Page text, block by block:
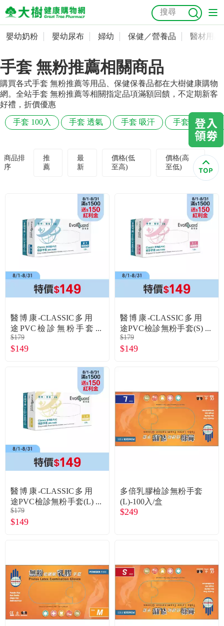
嬰幼奶粉
嬰幼尿布
婦幼
保健／營養品
食品／健康食補
名人嚴選
優惠活動
關於我們
購物流程
會員專區
常見問題
抗菌 尿布 大樹獨家 益生菌 魚油 幼兒米餅
奶瓶奶嘴
會員資料及密碼修改
常用收件人清單
訂單查詢
收藏清單
優惠券查詢
嬰幼奶粉 嬰幼尿布 婦幼 保健／營養品 醫材用品
手套 無粉推薦相關商品
購買各式手套 無粉推薦等用品、保健保養品都在大樹健康購物
網。全站手套 無粉推薦等相關指定品項滿額回饋，不定期新客
好禮，折價優惠
手套 100入 手套 透氣 手套 吸汗 手套 運動
商品排
序
推
薦
最
新
價格(低
至高)
價格(高
至低)
醫博康-CLASSIC多用
途PVC檢診無粉手套
(M)-100入/盒
$179
$149
醫博康-CLASSIC多用
途PVC檢診無粉手套(S)
-100入/盒
$179
$149
醫博康-CLASSIC多用
途PVC檢診無粉手套(L)
-100入/盒
$179
$149
多倍乳膠檢診無粉手套
(L)-100入/盒
$249